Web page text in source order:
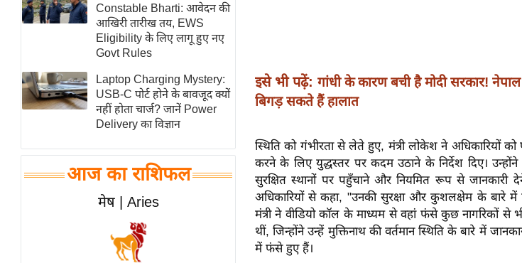
समसामयिक
मातृभूमि
एम.
आर.
आई.
समीक्षा
धर्म
ज्योतिष
Constable Bharti: आवेदन की
आखिरी तारीख तय, EWS
Eligibility के लिए लागू हुए नए
Govt Rules
Laptop Charging Mystery:
USB-C पोर्ट होने के बावजूद क्यों
नहीं होता चार्ज? जानें Power
Delivery का विज्ञान
आज का राशिफल
मेष | Aries
इसे भी पढ़ें: गांधी के कारण बची है मोदी सरकार!
बिगड़ सकते हैं हालात
स्थिति को गंभीरता से लेते हुए, मंत्री लोकेश ने अधिकारियों को
करने के लिए युद्धस्तर पर कदम उठाने के निर्देश दिए।
सुरक्षित स्थानों पर पहुँचाने और नियमित रूप से जानकारी
अधिकारियों से कहा, "उनकी सुरक्षा और कुशलक्षेम के बारे में
मंत्री ने वीडियो कॉल के माध्यम से वहां फंसे कुछ नागरिकों से
थीं, जिन्होंने उन्हें मुक्तिनाथ की वर्तमान स्थिति के बारे में
में फंसे हुए हैं।